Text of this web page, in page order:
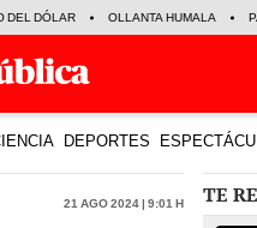
DEL DÓLAR
DEPORTES
TE